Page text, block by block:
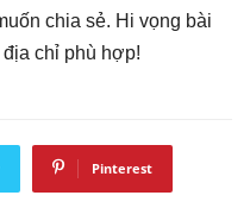
chia sẻ. Hi vọng bài
chỉ phù hợp!
Pinterest